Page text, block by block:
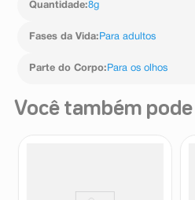
Quantidade:8g
Fases da Vida: Para adultos
Parte do Corpo: Para os olhos
Você também